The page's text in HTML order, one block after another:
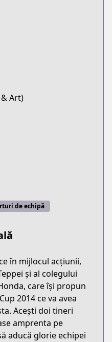
Art)
de echipă
în mijlocul acțiunii,
și al colegului
care își propun
2014 ce va avea
Acești doi tineri
amprenta pe
aducă glorie echipei